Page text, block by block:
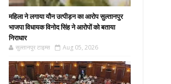
महिला ने लगाया यौन उत्पीड़न का आरोप सुल्तानपुर
भाजपा विधायक विनोद सिंह ने आरोपों को बताया
निराधार
सुल्तानपुर टाइम्स Aug 05, 2026